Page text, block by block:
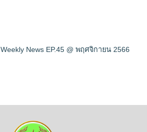
Weekly News EP.45 @ พฤศจิกายน 2566